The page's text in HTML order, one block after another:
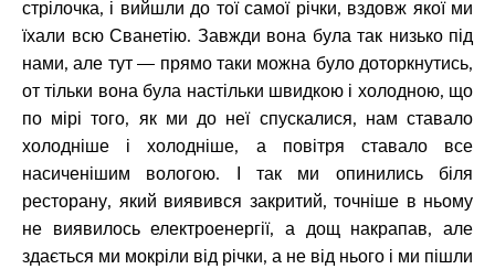
стрілочка, і вийшли до тої самої річки, вздовж якої ми
їхали всю Сванетію. Завжди вона була так низько під
нами, але тут — прямо таки можна було доторкнутись,
от тільки вона була настільки швидкою і холодною, що
по мірі того, як ми до неї спускалися, нам ставало
холодніше і холодніше, а повітря ставало все
насиченішим вологою. І так ми опинились біля
ресторану, який виявився закритий, точніше в ньому
не виявилось електроенергії, а дощ накрапав, але
здається ми мокріли від річки, а не від нього і ми пішли